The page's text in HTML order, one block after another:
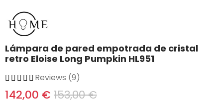
Lámpara de pared empotrada de cristal
retro Eloise Long Pumpkin HL951
Reviews (9)
142,00 € 153,00 €